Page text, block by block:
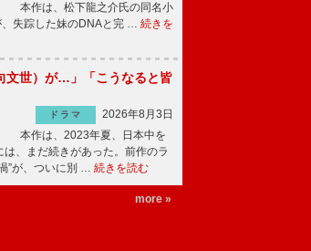
本作は、松下龍之介氏の同名小
失踪した妹のDNAと完 … 続きを
文世）が…」「こうなると皆
ドラマ
2026年8月3日
本作は、2023年夏、日本中を
、まだ続きがあった。前作のラ
”が、ついに別 … 続きを読む
more »